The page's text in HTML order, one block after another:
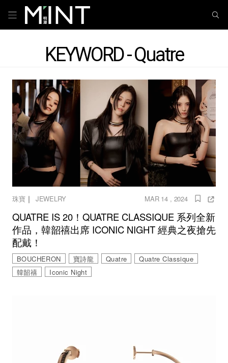
KEYWORD - Quatre
珠寶｜ JEWELRY MAR 14 , 2024
QUATRE IS 20！QUATRE CLASSIQUE 系列全新
作品，韓韶禧出席 ICONIC NIGHT 經典之夜搶先
配戴！
BOUCHERON 寶詩龍 Quatre
Quatre Classique
韓韶禧
Iconic Night